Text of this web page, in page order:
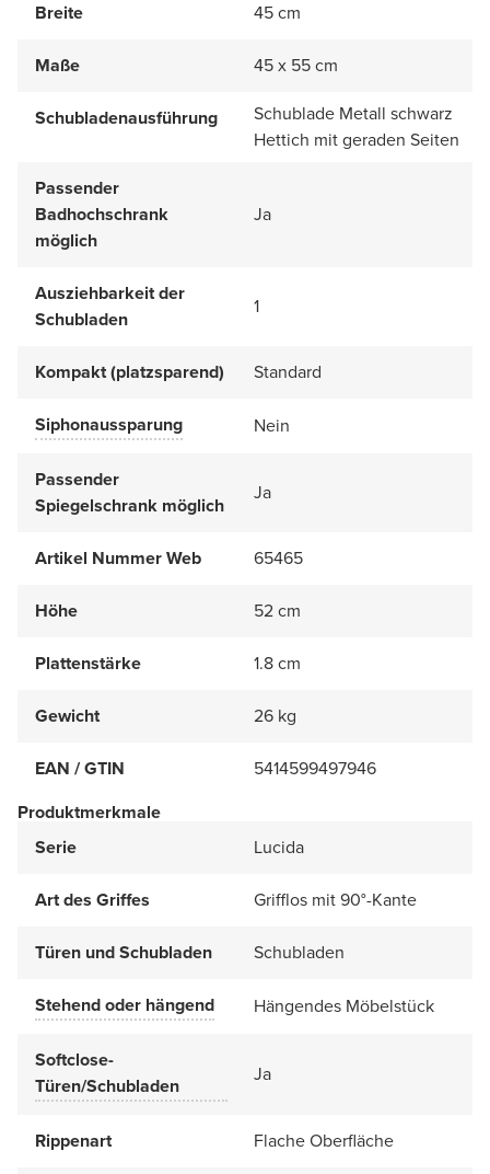
Breite 45 cm
Maße 45 x 55 cm
Schubladenausführung
Schublade Metall schwarz
Hettich mit geraden Seiten
Passender
Badhochschrank
möglich
Ja
Ausziehbarkeit der
Schubladen
1
Kompakt (platzsparend) Standard
Siphonaussparung Nein
Passender
Spiegelschrank möglich
Ja
Artikel Nummer Web 65465
Höhe 52 cm
Plattenstärke 1.8 cm
Gewicht 26 kg
EAN / GTIN
5414599497946
Produktmerkmale
Serie
Lucida
Art des Griffes Grifflos mit 90°-Kante
Türen und Schubladen Schubladen
Stehend oder hängend Hängendes Möbelstück
Softclose-
Türen/Schubladen
Ja
Rippenart Flache Oberfläche